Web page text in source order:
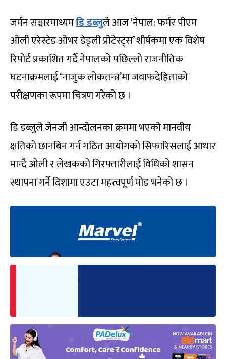
जर्मन सञ्चारमाध्यमडि डब्लुले आज ‘नेपाल: फर्मर पीएम
ओली एरेस्टेड ओभर डेड्ली प्रोटेस्ट्स’ शीर्षकमा एक विशेष
रिपोर्ट प्रकाशित गर्दै नेपालको पछिल्लो राजनीतिक
घटनाक्रमलाई ‘नाजुक लोकतन्त्र’मा जवाफदेहिताको
परीक्षणका रूपमा चित्रण गरेको छ ।
डि डब्लुले जेनजी आन्दोलनका क्रममा भएको मानवीय
क्षतिको छानबिन गर्न गठित आयोगको सिफारिसलाई आधार
मान्दै ओली र लेखकको गिरफ्तारीलाई विधिको शासन
स्थापना गर्ने दिशामा एउटा महत्वपूर्ण मोड भनेको छ ।